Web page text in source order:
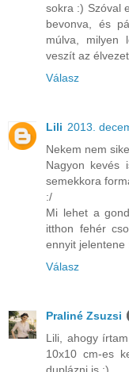
sokra :) Szóval
bevonva, és
múlva, milyen
veszít az
Válasz
Lili 2013.
Nekem nem
Nagyon kevés
semekkora
:/
Mi lehet a
itthon fehér
ennyit jelentene
Válasz
Praliné Zsuzsi
Lili, ahogy
10x10 cm-es